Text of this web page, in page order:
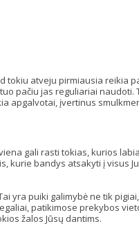
tokiu atveju pirmiausia
pačiu jas reguliariai
apgalvotai, įvertinus
gali rasti tokias, kurios
kurie bandys atsakyti į visus
yra puiki galimybė ne tik
patikimose prekybos
žalos Jūsų dantims.